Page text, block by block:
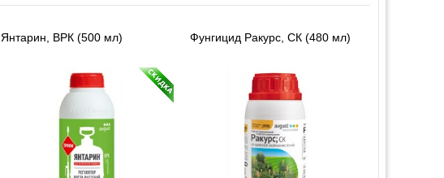
Янтарин, ВРК (500 мл) Фунгицид Ракурс, СК (480 мл)